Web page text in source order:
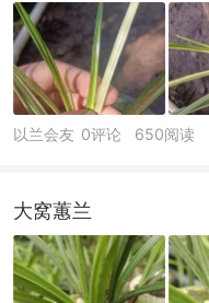
以兰会友 0评论 650阅读
大窝蕙兰